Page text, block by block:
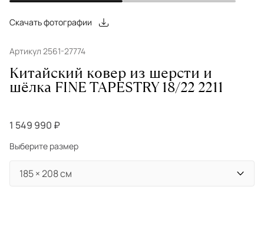
Скачать фотографии
Артикул 2561-27774
Китайский ковер из шерсти и
шёлка FINE TAPESTRY 18/22 2211
1 549 990 ₽
Выберите размер